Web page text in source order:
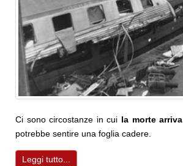
Ci sono circostanze in cui la morte
potrebbe sentire una foglia cadere.
Leggi tutto...